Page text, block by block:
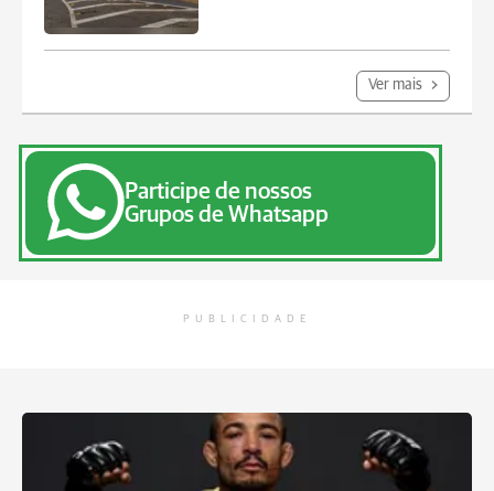
Ver mais
Participe de nossos
Grupos de Whatsapp
PUBLICIDADE